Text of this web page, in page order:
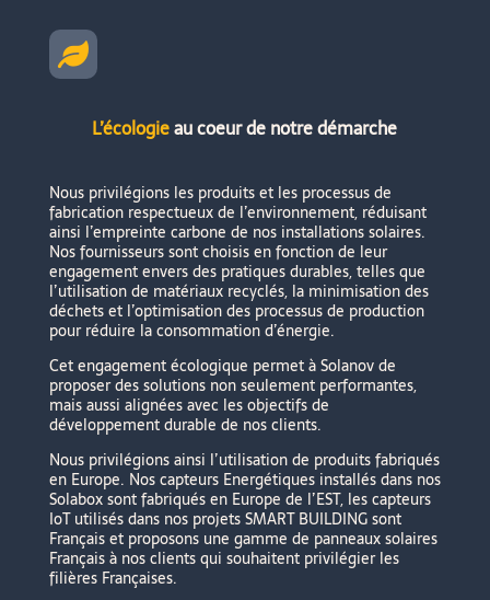

L’écologieau coeur de notre démarche
Nous privilégions les produits et les processus de
fabrication respectueux de l’environnement, réduisant
ainsi l’empreinte carbone de nos installations solaires.
Nos fournisseurs sont choisis en fonction de leur
engagement envers des pratiques durables, telles que
l’utilisation de matériaux recyclés, la minimisation des
déchets et l’optimisation des processus de production
pour réduire la consommation d’énergie.
Cet engagement écologique permet à Solanov de
proposer des solutions non seulement performantes,
mais aussi alignées avec les objectifs de
développement durable de nos clients.
Nous privilégions ainsi l’utilisation de produits fabriqués
en Europe. Nos capteurs Energétiques installés dans nos
Solabox sont fabriqués en Europe de l’EST, les capteurs
IoT utilisés dans nos projets SMART BUILDING sont
Français et proposons une gamme de panneaux solaires
Français à nos clients qui souhaitent privilégier les
filières Françaises.